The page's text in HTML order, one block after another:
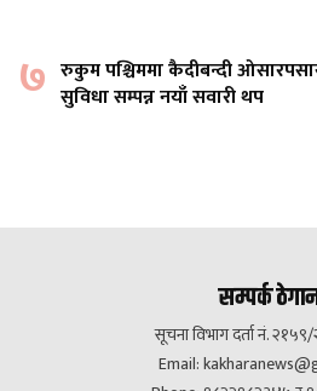
७ रुकुम पश्चिममा कैदीबन्दी
सुविधा सम्पन्न नयाँ सवारी थप
सम्पर्क
सूचना विभाग दर्ता नं.
Email: